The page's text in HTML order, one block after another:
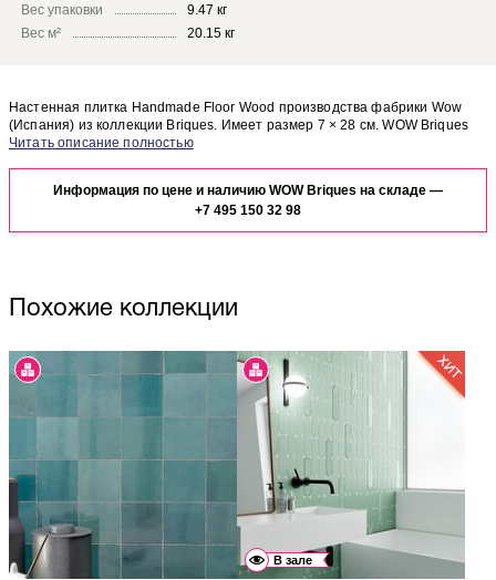
Вес упаковки
9.47 кг
Вес м²
20.15 кг
Настенная плитка Handmade Floor Wood производства фабрики Wow
(Испания) из коллекции Briques. Имеет размер 7 × 28 см. WOW Briques
Handmade Floor Wood отлично сочетается с другими элементами
выглядеть в отделке Вашего помещения, закажите бесплатный дизайн-
проект с использованием элементов коллекции Wow Briques.
Информация по цене и наличию WOW Briques на складе —
+7 495 150 32 98
Похожие коллекции
В зале